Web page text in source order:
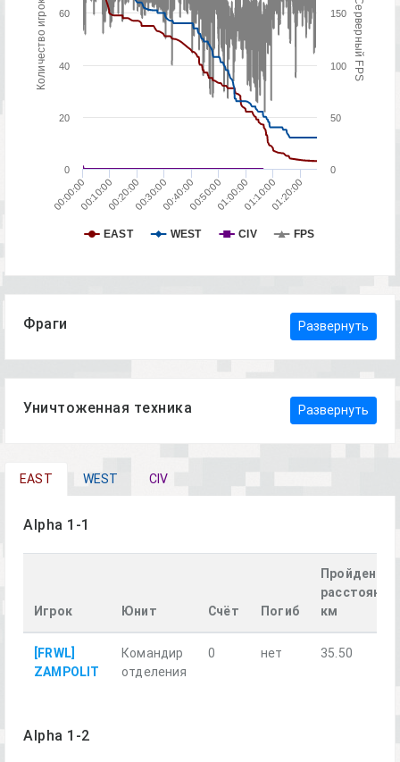
Количество игроков Серверный FPS
EAST WEST CIV FPS
00:00:0000:10:0000:20:0000:30:0000:40:0000:50:0001:00:0001:10:0001:20:00
0
20
40
60
0
50
100
150
Фраги Развернуть
Уничтоженная техника Развернуть
EAST WEST CIV
Alpha 1-1
Игрок Юнит Счёт Погиб
Пройденное
расстояние,
км
[FRWL]
ZAMPOLIT
Командир
отделения
0 нет 35.50
Alpha 1-2